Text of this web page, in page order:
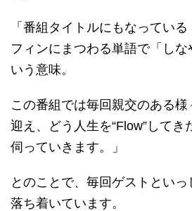
「番組タイトルにもなってい
フィンにまつわる単語で「しな
いう意味。
この番組では毎回親交のある
迎え、どう人生を“Flow”してき
伺っていきます。」
とのことで、毎回ゲストとい
落ち着いています。